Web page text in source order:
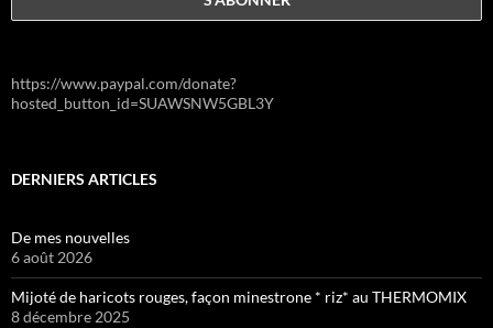
https://www.paypal.com/donate?
hosted_button_id=SUAWSNW5GBL3Y
DERNIERS ARTICLES
De mes nouvelles
6 août 2026
Mijoté de haricots rouges, façon minestrone * riz* au THERMOMIX
8 décembre 2025